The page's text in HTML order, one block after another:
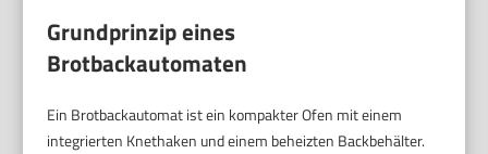
Grundprinzip eines
Brotbackautomaten
Ein Brotbackautomat ist ein kompakter Ofen mit einem
integrierten Knethaken und einem beheizten Backbehälter.